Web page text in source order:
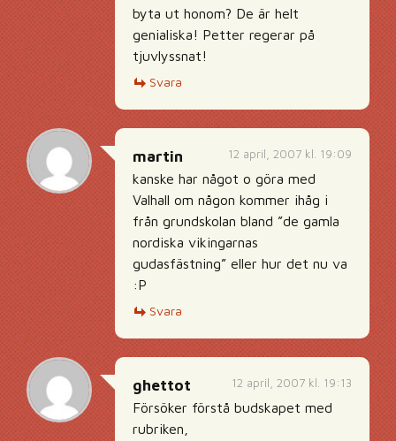
byta ut honom? De är helt
genialiska! Petter regerar på
tjuvlyssnat!
Svara
12 april, 2007 kl. 19:09
martin
kanske har något o göra med
Valhall om någon kommer ihåg i
från grundskolan bland ”de gamla
nordiska vikingarnas
gudasfästning” eller hur det nu va
:P
Svara
12 april, 2007 kl. 19:13
ghettot
Försöker förstå budskapet med
rubriken,